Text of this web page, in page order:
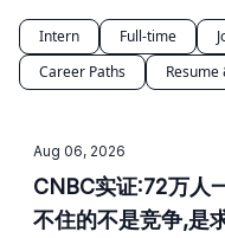
Intern Full-time
Career Paths
Aug 06, 2026
CNBC实证:72万人
不住的不是竞争,是